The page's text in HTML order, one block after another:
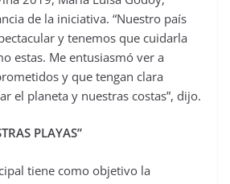
de la iniciativa. “Nuestro país
y tenemos que cuidarla
estas. Me entusiasmó ver a
y que tengan clara
el planeta y nuestras costas”, dijo.
PLAYAS”
tiene como objetivo la